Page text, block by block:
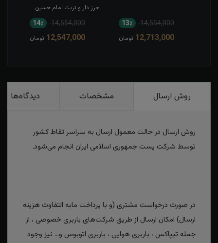
14,554,000 13٪
12,713,000 تومان
حرز دار و تربت امام حسین
14,554,000 14٪
12,547,000 تومان
روش ارسال مشخصات دیدگاه‌ها
روش ارسال در حالت معمول ارسال به سراسر تقاط کشور
توسط شرکت پست جمهوری اسلامی ایران انجام می‌شود.
در صورت درخواست مشتری (و با پرداخت مابه التفاوت هزینه
ارسال) امکان ارسال از طریق شرکت‌های باربری خصوصی ، از
جمله تیپاکس ، باربری هوایی ، باربری اتوبوس و... نیز وجود